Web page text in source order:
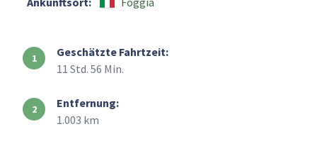
Geschätzte Fahrtzeit:
11 Std. 56 Min.
Entfernung:
1.003 km